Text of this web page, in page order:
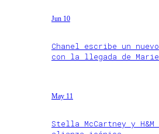
Jun 10
Chanel escribe un
con la llegada de
May 11
Stella McCartney y